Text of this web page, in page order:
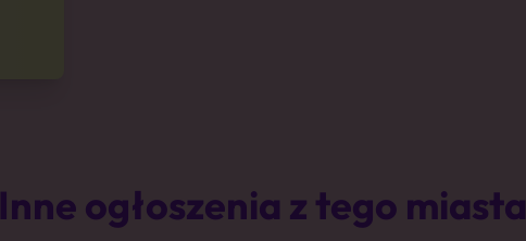
Inne ogłoszenia z tego miasta